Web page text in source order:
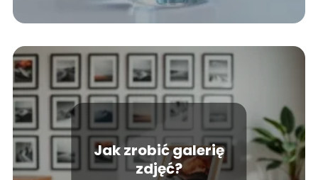
Jak zrobić galerię
zdjęć?